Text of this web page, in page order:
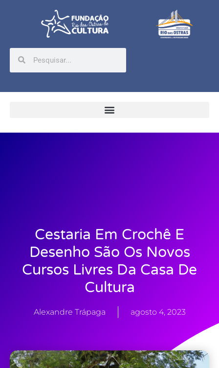
Cestaria Em Crochê E
Desenho São Os Novos
Cursos Livres Da Casa De
Cultura
Alexandre Trápaga agosto 4, 2023